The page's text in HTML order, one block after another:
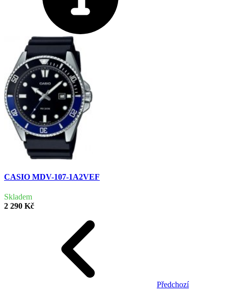
CASIO MDV-107-1A2VEF
Skladem
2 290 Kč
Předchozí